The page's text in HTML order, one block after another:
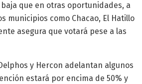
que en otras oportunidades, a
municipios como Chacao, El Hatillo
asegura que votará pese a las
y Hercon adelantan algunos
estará por encima de 50% y